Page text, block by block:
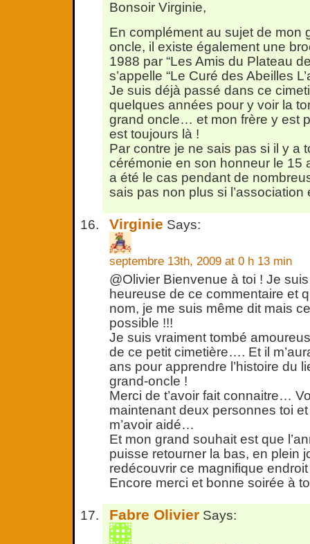
Bonsoir Virginie,
En complément au sujet de
oncle, il existe également une
1988 par “Les Amis du Plateau
s’appelle “Le Curé des Abeilles
Je suis déjà passé dans ce
quelques années pour y voir la
grand oncle… et mon frère y est
est toujours là !
Par contre je ne sais pas si il y a
cérémonie en son honneur le 15
a été le cas pendant de
sais pas non plus si
Virginie Says:
septembre 13th, 2009 at 0 h 13 min
@Olivier Bienvenue à toi ! Je
heureuse de ce commentaire et
nom, je me suis même dit mais
possible !!!
Je suis vraiment tombé
de ce petit cimetière…. Et il
ans pour apprendre l’histoire du
grand-oncle !
Merci de t’avoir fait connaitre…
maintenant deux personnes toi
m’avoir aidé…
Et mon grand souhait est que
puisse retourner la bas, en plein
redécouvrir ce magnifique endroit
Encore merci et bonne soirée à
Fabre Olivier Says: